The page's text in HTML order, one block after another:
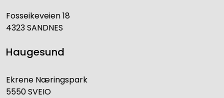
Fosseikeveien 18
4323 SANDNES
Haugesund
Ekrene Næringspark
5550 SVEIO